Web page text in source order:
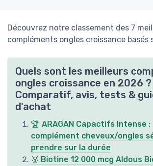
Découvrez notre classement des 7
compléments ongles croissance basés
Quels sont les meilleurs
ongles croissance en 2026 ?
Comparatif, avis, tests &
d'achat
🏆 ARAGAN Capactifs Intense :
complément cheveux/ongles
prendre sur la durée
🥈 Biotine 12 000 mcg Aldous